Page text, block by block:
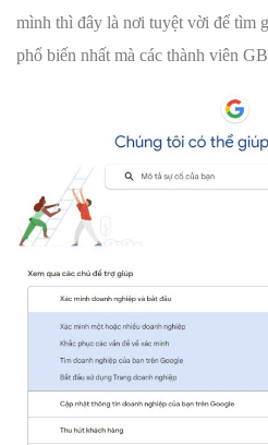
mình thì đây là nơi tuyệt vời để tìm
phổ biến nhất mà các thành viên